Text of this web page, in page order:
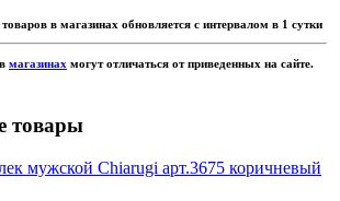
в магазинах обновляется с интервалом в 1 сутки
магазинах могут отличаться от приведенных на сайте.
товары